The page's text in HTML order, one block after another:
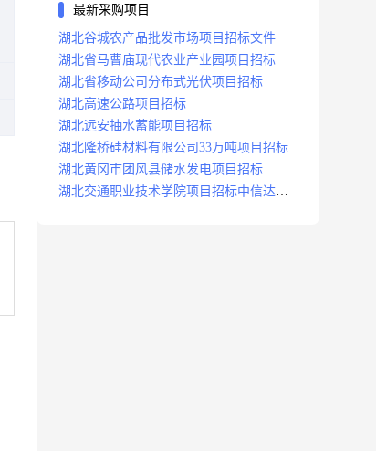
最新采购项目
湖北谷城农产品批发市场项目招标文件
湖北省马曹庙现代农业产业园项目招标
湖北省移动公司分布式光伏项目招标
湖北高速公路项目招标
湖北远安抽水蓄能项目招标
湖北隆桥硅材料有限公司33万吨项目招标
湖北黄冈市团风县储水发电项目招标
湖北交通职业技术学院项目招标中信达咨